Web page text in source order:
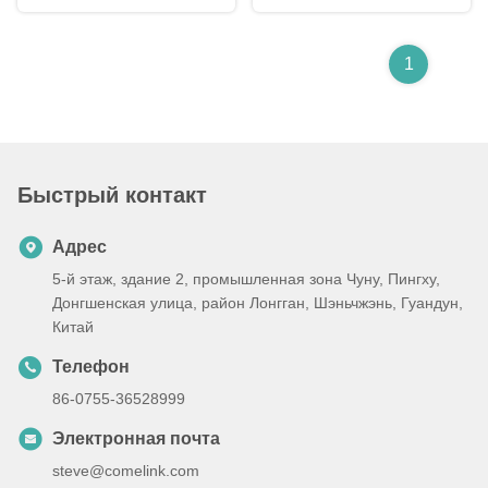
1
Быстрый контакт
Адрес
5-й этаж, здание 2, промышленная зона Чуну, Пингху,
Донгшенская улица, район Лонгган, Шэньчжэнь, Гуандун,
Китай
Телефон
86-0755-36528999
Электронная почта
steve@comelink.com